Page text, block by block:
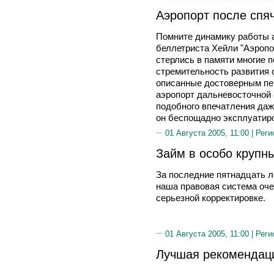
Аэропорт после
Помните динамику работы
беллетриста Хейли
стерлись в памяти многие
стремительность
описанные достоверным
аэропорт
подобного впечатления
он беспощадно
01 Августа 2005, 11:00 |
Займ в особо
За последние пятнадцать
наша правовая система
серьезной корректировке.
01 Августа 2005, 11:00 |
Лучшая